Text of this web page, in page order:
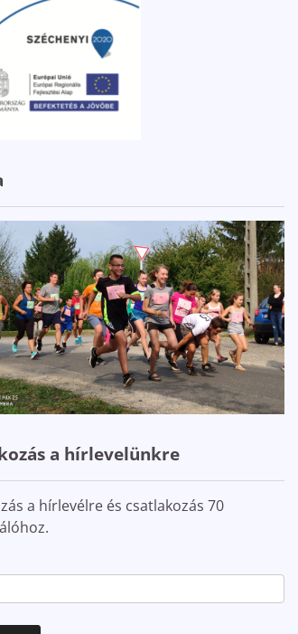
a hírlevelünkre
a hírlevélre és csatlakozás 70